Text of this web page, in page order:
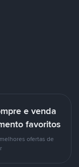
e venda
favoritos
ofertas de